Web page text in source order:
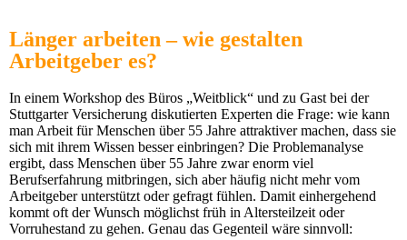
Länger arbeiten – wie gestalten
Arbeitgeber es?
In einem Workshop des Büros „Weitblick“ und zu Gast bei der
Stuttgarter Versicherung diskutierten Experten die Frage: wie kann
man Arbeit für Menschen über 55 Jahre attraktiver machen, dass sie
sich mit ihrem Wissen besser einbringen? Die Problemanalyse
ergibt, dass Menschen über 55 Jahre zwar enorm viel
Berufserfahrung mitbringen, sich aber häufig nicht mehr vom
Arbeitgeber unterstützt oder gefragt fühlen. Damit einhergehend
kommt oft der Wunsch möglichst früh in Altersteilzeit oder
Vorruhestand zu gehen. Genau das Gegenteil wäre sinnvoll: